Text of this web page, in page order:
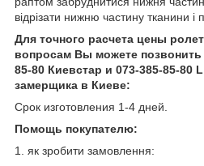
відрізати нижню частину тканини
Для точного расчета цены
вопросам Вы можете позвонить
85-80 Киевстар и 073-385-85-80
замерщика в Киеве:
Срок изготовления 1-4 дней.
Помощь покупателю:
1.
як зробити замовлення: